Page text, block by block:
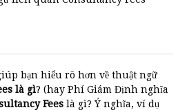
bạn hiểu rõ hơn về thuật ngữ
là gì? (hay Phí Giám Định nghĩa
Fees là gì? Ý nghĩa, ví dụ